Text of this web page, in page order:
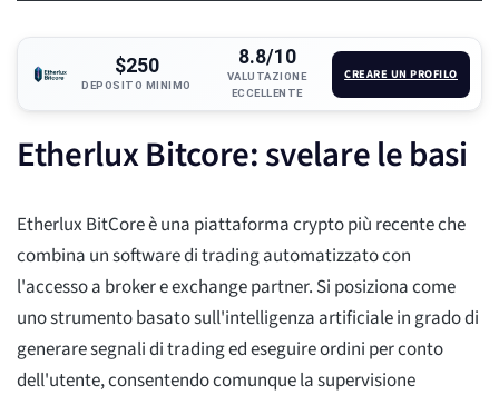
$250
DEPOSITO MINIMO
8.8/10
VALUTAZIONE
ECCELLENTE
CREARE UN PROFILO
Etherlux Bitcore: svelare le basi
Etherlux BitCore è una piattaforma crypto più recente che
combina un software di trading automatizzato con
l'accesso a broker e exchange partner. Si posiziona come
uno strumento basato sull'intelligenza artificiale in grado di
generare segnali di trading ed eseguire ordini per conto
dell'utente, consentendo comunque la supervisione